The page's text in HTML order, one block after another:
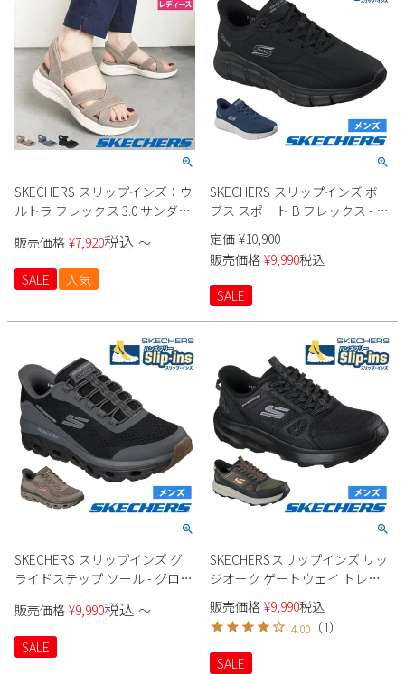
SKECHERS スリップインズ：ウ
ルトラ フレックス 3.0 サンダル
販売価格 ¥7,920税込 〜
SALE 人気
SKECHERS スリップインズ ボ
ブス スポート B フレックス - ス
ムース エッジ 118116 メンズ
定価 ¥10,900
販売価格 ¥9,990税込
SALE
SKECHERS スリップインズ グ
ライドステップ ソール - グロー
販売価格 ¥9,990税込 〜
SALE
SKECHERSスリップインズ リッ
ジオーク ゲートウェイ トレイ
ル 237788 メンズ スニーカー
販売価格 ¥9,990税込
4.00 （1）
SALE